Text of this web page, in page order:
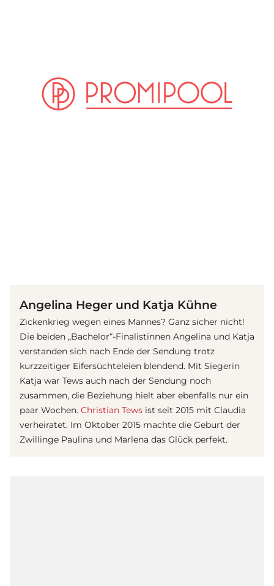
Angelina Heger und Katja Kühne
Zickenkrieg wegen eines Mannes? Ganz sicher nicht!
Die beiden „Bachelor“-Finalistinnen Angelina und Katja
verstanden sich nach Ende der Sendung trotz
kurzzeitiger Eifersüchteleien blendend. Mit Siegerin
Katja war Tews auch nach der Sendung noch
zusammen, die Beziehung hielt aber ebenfalls nur ein
paar Wochen. Christian Tews ist seit 2015 mit Claudia
verheiratet. Im Oktober 2015 machte die Geburt der
Zwillinge Paulina und Marlena das Glück perfekt.